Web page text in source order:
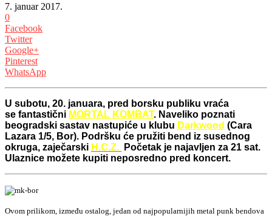
7. januar 2017.
0
Facebook
Twitter
Google+
Pinterest
WhatsApp
U subotu, 20. januara, pred borsku publiku vraća
se fantastični MORTAL KOMBAT. Naveliko poznati
beogradski sastav nastupiće u klubu Darkwood (Cara
Lazara 1/5, Bor). Podršku će pružiti bend iz susednog
okruga, zaječarski H.C.Z.
Početak je najavljen za 21 sat.
Ulaznice možete kupiti neposredno pred koncert.
Ovom prilikom, između ostalog, jedan od najpopularnijih metal punk bendova